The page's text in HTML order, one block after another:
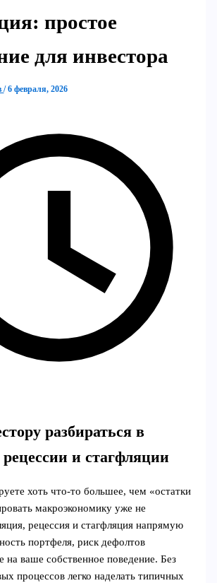
простое
для инвестора
/6 февраля, 2026
разбираться в
и стагфляции
хоть что‑то большее, чем «остатки
макроэкономику уже не
рецессия и стагфляция напрямую
портфеля, риск дефолтов
на ваше собственное поведение. Без
процессов легко наделать типичных